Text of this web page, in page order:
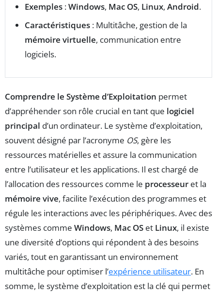
Exemples :Windows, Mac OS, Linux, Android.
Caractéristiques : Multitâche, gestion de la
mémoire virtuelle, communication entre
logiciels.
Comprendre le Système d’Exploitation permet
d’appréhender son rôle crucial en tant que logiciel
principal d’un ordinateur. Le système d’exploitation,
souvent désigné par l’acronyme OS, gère les
ressources matérielles et assure la communication
entre l’utilisateur et les applications. Il est chargé de
l’allocation des ressources comme le processeur et la
mémoire vive, facilite l’exécution des programmes et
régule les interactions avec les périphériques. Avec des
systèmes comme Windows, Mac OS et Linux, il existe
une diversité d’options qui répondent à des besoins
variés, tout en garantissant un environnement
multitâche pour optimiser l’expérience utilisateur. En
somme, le système d’exploitation est la clé qui permet